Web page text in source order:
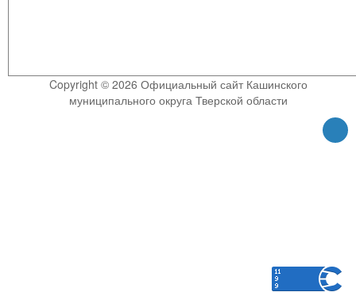
Copyright © 2026 Официальный сайт Кашинского
муниципального округа Тверской области